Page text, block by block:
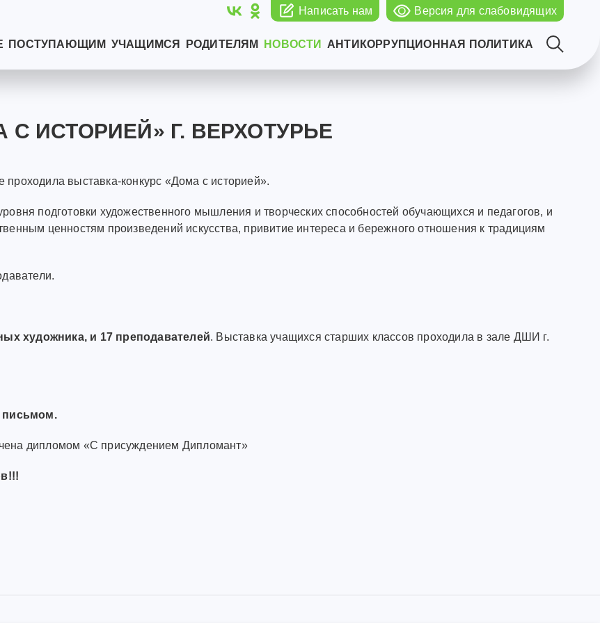
Написать нам Версия для слабовидящих
ПОСТУПАЮЩИМ УЧАЩИМСЯ РОДИТЕЛЯМ НОВОСТИ АНТИКОРРУПЦИОННАЯ ПОЛИТИКА
ИСТОРИЕЙ» Г. ВЕРХОТУРЬЕ
проходила выставка-конкурс «Дома с историей».
подготовки художественного мышления и творческих способностей обучающихся и педагогов, и
ценностям произведений искусства, привитие интереса и бережного отношения к традициям
художника, и 17 преподавателей. Выставка учащихся старших классов проходила в зале ДШИ г.
письмом.
дипломом «С присуждением Дипломант»